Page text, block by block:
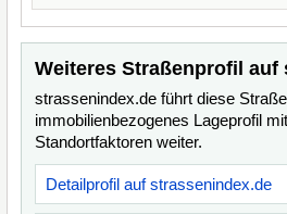
Weiteres Straßenprofil auf
strassenindex.de führt diese
immobilienbezogenes Lageprofil
Standortfaktoren weiter.
Detailprofil auf strassenindex.de